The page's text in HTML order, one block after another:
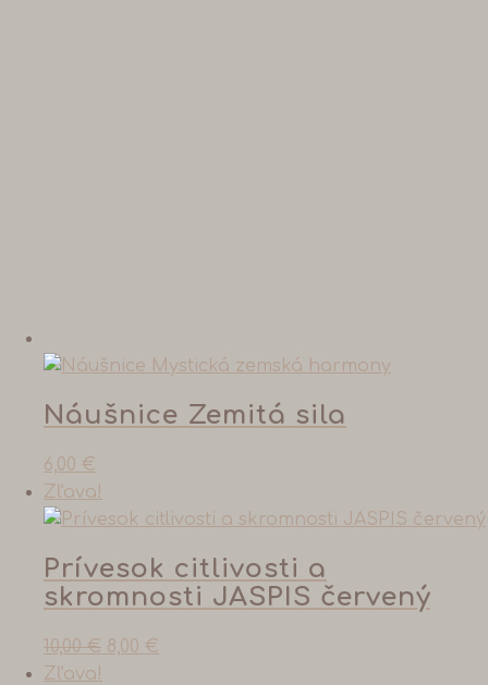
Náušnice Zemitá sila
6,00 €
Zľava!
Prívesok citlivosti a
skromnosti JASPIS červený
10,00€ 8,00 €
Zľava!